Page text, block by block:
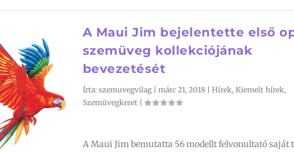
A Maui Jim bejelentette első
szemüveg kollekciójának
bevezetését
Írta: szemuvegvilag| márc 21, 2018| Hírek, Kiemelt hírek,
Szemüvegkeret|
A Maui Jim bemutatta 56 modellt felvonultató saját